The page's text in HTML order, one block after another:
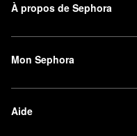
À propos de Sephora
Mon Sephora
Aide